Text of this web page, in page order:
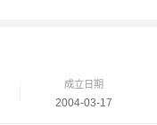
成立日期
2004-03-17